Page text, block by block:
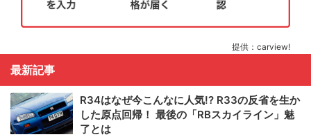
提供：carview!
最新記事
R34はなぜ今こんなに人気!? R33の反省を生か
した原点回帰！ 最後の「RBスカイライン」魅
了とは